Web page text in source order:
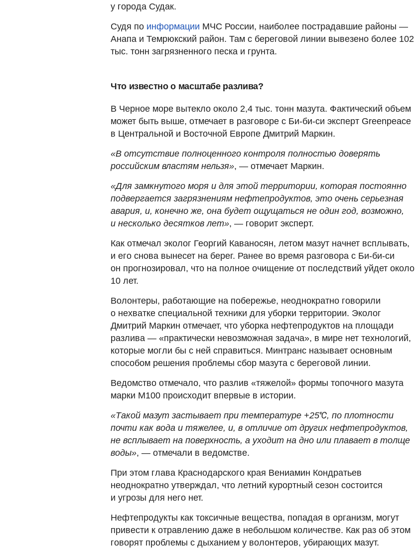
у города Судак.
Судя по информации МЧС России, наиболее пострадавшие районы —
Анапа и Темрюкский район. Там с береговой линии вывезено более 102
тыс. тонн загрязненного песка и грунта.
Что известно о масштабе разлива?
В Черное море вытекло около 2,4 тыс. тонн мазута. Фактический объем
может быть выше, отмечает в разговоре с Би-би-си эксперт Greenpeace
в Центральной и Восточной Европе Дмитрий Маркин.
«В отсутствие полноценного контроля полностью доверять
российским властям нельзя», — отмечает Маркин.
«Для замкнутого моря и для этой территории, которая постоянно
подвергается загрязнениям нефтепродуктов, это очень серьезная
авария, и, конечно же, она будет ощущаться не один год, возможно,
и несколько десятков лет», — говорит эксперт.
Как отмечал эколог Георгий Каваносян, летом мазут начнет всплывать,
и его снова вынесет на берег. Ранее во время разговора с Би-би-си
он прогнозировал, что на полное очищение от последствий уйдет около
10 лет.
Волонтеры, работающие на побережье, неоднократно говорили
о нехватке специальной техники для уборки территории. Эколог
Дмитрий Маркин отмечает, что уборка нефтепродуктов на площади
разлива — «практически невозможная задача», в мире нет технологий,
которые могли бы с ней справиться. Минтранс называет основным
способом решения проблемы сбор мазута с береговой линии.
Ведомство отмечало, что разлив «тяжелой» формы топочного мазута
марки М100 происходит впервые в истории.
«Такой мазут застывает при температуре +25℃, по плотности
почти как вода и тяжелее, и, в отличие от других нефтепродуктов,
не всплывает на поверхность, а уходит на дно или плавает в толще
воды», — отмечали в ведомстве.
При этом глава Краснодарского края Вениамин Кондратьев
неоднократно утверждал, что летний курортный сезон состоится
и угрозы для него нет.
Нефтепродукты как токсичные вещества, попадая в организм, могут
привести к отравлению даже в небольшом количестве. Как раз об этом
говорят проблемы с дыханием у волонтеров, убирающих мазут.